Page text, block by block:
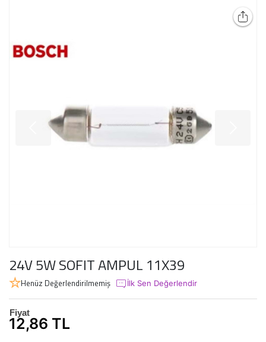
24V 5W SOFIT AMPUL 11X39
Henüz Değerlendirilmemiş İlk Sen Değerlendir
Fiyat
12,86 TL